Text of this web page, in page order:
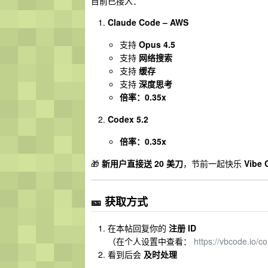
Claude Code – AWS
支持 Opus 4.5
支持 网络搜索
支持 缓存
支持 深度思考
倍率：0.35x
Codex 5.2
倍率：0.35x
🎁 新用户直接送 20 美刀，节前一起快乐 Vibe
🎫 获取方式
在本帖回复你的 注册 ID
（在个人设置中查看： https://vbcode.io/
看到后会 及时处理